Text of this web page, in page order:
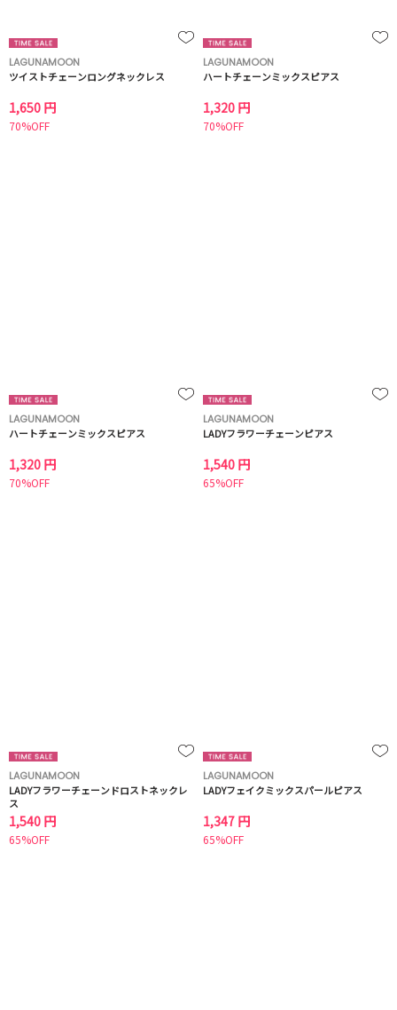
LAGUNAMOON
ツイストチェーンロングネックレス
1,650 円
70%OFF
LAGUNAMOON
ハートチェーンミックスピアス
1,320 円
70%OFF
LAGUNAMOON
ハートチェーンミックスピアス
1,320 円
70%OFF
LAGUNAMOON
LADYフラワーチェーンピアス
1,540 円
65%OFF
LAGUNAMOON
LADYフラワーチェーンドロストネックレ
ス
1,540 円
65%OFF
LAGUNAMOON
LADYフェイクミックスパールピアス
1,347 円
65%OFF